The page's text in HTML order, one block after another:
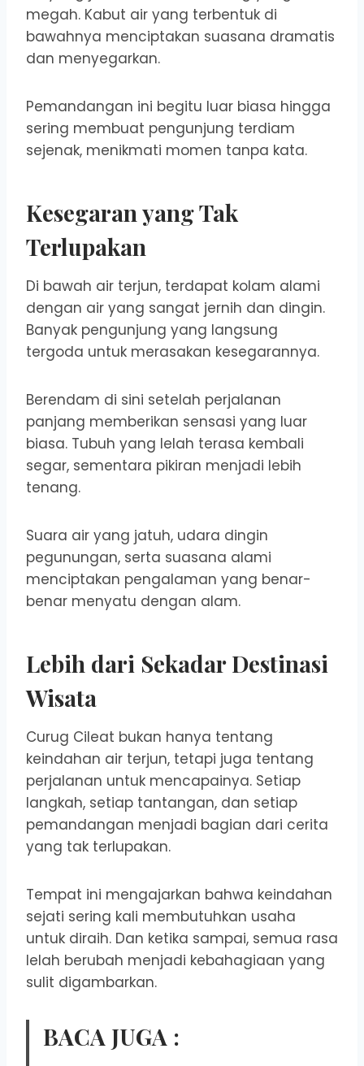
megah. Kabut air yang terbentuk di
bawahnya menciptakan suasana dramatis
dan menyegarkan.
Pemandangan ini begitu luar biasa hingga
sering membuat pengunjung terdiam
sejenak, menikmati momen tanpa kata.
Kesegaran yang Tak
Terlupakan
Di bawah air terjun, terdapat kolam alami
dengan air yang sangat jernih dan dingin.
Banyak pengunjung yang langsung
tergoda untuk merasakan kesegarannya.
Berendam di sini setelah perjalanan
panjang memberikan sensasi yang luar
biasa. Tubuh yang lelah terasa kembali
segar, sementara pikiran menjadi lebih
tenang.
Suara air yang jatuh, udara dingin
pegunungan, serta suasana alami
menciptakan pengalaman yang benar-
benar menyatu dengan alam.
Lebih dari Sekadar Destinasi
Wisata
Curug Cileat bukan hanya tentang
keindahan air terjun, tetapi juga tentang
perjalanan untuk mencapainya. Setiap
langkah, setiap tantangan, dan setiap
pemandangan menjadi bagian dari cerita
yang tak terlupakan.
Tempat ini mengajarkan bahwa keindahan
sejati sering kali membutuhkan usaha
untuk diraih. Dan ketika sampai, semua rasa
lelah berubah menjadi kebahagiaan yang
sulit digambarkan.
BACA JUGA :